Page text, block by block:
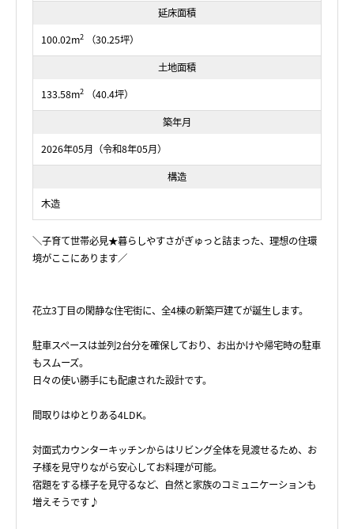
延床面積
100.02m2
（30.25坪）
土地面積
133.58m2
（40.4坪）
築年月
2026年05月（令和8年05月）
構造
木造
＼子育て世帯必見★暮らしやすさがぎゅっと詰まった、理想の住環
境がここにあります／
花立3丁目の閑静な住宅街に、全4棟の新築戸建てが誕生します。
駐車スペースは並列2台分を確保しており、お出かけや帰宅時の駐車
もスムーズ。
日々の使い勝手にも配慮された設計です。
間取りはゆとりある4LDK。
対面式カウンターキッチンからはリビング全体を見渡せるため、お
子様を見守りながら安心してお料理が可能。
宿題をする様子を見守るなど、自然と家族のコミュニケーションも
増えそうです♪